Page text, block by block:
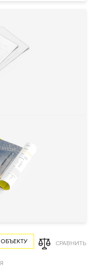
охрана
парковкой с
номеров
картам на
система
жизнеобеспечения
дом»
СРАВНИТЬ